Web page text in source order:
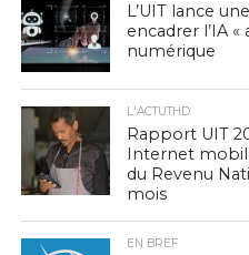
L’UIT lance
encadrer l’IA
numérique
L'ACTUTHD
Rapport UIT
Internet
du Revenu
mois
EN BREF